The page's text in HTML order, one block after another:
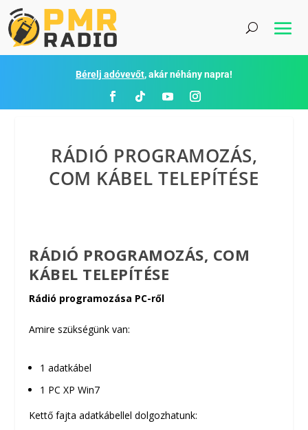
Bérelj adóvevőt, akár néhány napra!
RÁDIÓ PROGRAMOZÁS,
COM KÁBEL TELEPÍTÉSE
RÁDIÓ PROGRAMOZÁS, COM
KÁBEL TELEPÍTÉSE
Rádió programozása PC-ről
Amire szükségünk van:
1 adatkábel
1 PC XP Win7
Kettő fajta adatkábellel dolgozhatunk: